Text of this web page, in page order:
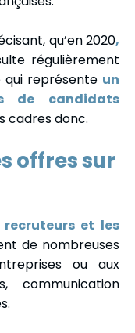
qu’en 2020,
régulièrement
qui représente un
de candidats
cadres donc.
offres sur
et les
de nombreuses
ou aux